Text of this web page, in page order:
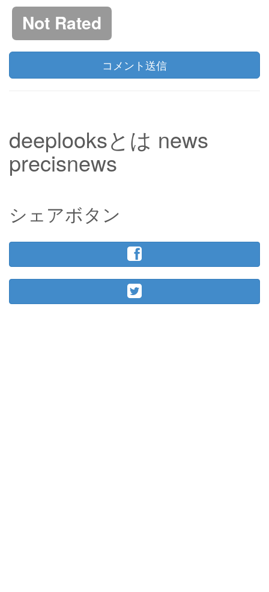
Not Rated
コメント送信
deeplooksとは news
precisnews
シェアボタン